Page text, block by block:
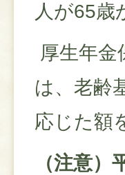
人が65歳
厚生年
は、老齢
応じた額
（注意